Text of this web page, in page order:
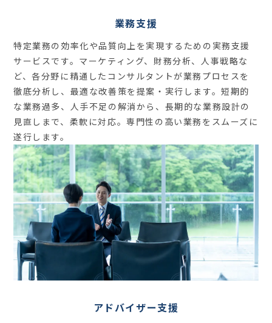
業務支援
特定業務の効率化や品質向上を実現するための実務支援
サービスです。マーケティング、財務分析、人事戦略な
ど、各分野に精通したコンサルタントが業務プロセスを
徹底分析し、最適な改善策を提案・実行します。短期的
な業務過多、人手不足の解消から、長期的な業務設計の
見直しまで、柔軟に対応。専門性の高い業務をスムーズに
遂行します。
アドバイザー支援